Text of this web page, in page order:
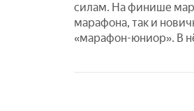
силам. На финише
марафона, так и
«марафон-юниор». В